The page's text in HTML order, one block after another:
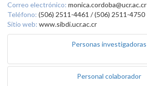
Correo electrónico: monica.cordoba@ucr.ac.cr
Teléfono: (506) 2511-4461 / (506) 2511-4750
Sitio web: www.sibdi.ucr.ac.cr
Personas investigadoras
Personal colaborador